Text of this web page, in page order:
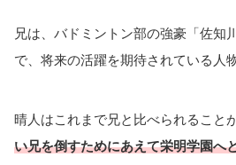
兄は、バドミントン部の強豪「佐知
で、将来の活躍を期待されている人
晴人はこれまで兄と比べられること
い兄を倒すためにあえて栄明学園へ